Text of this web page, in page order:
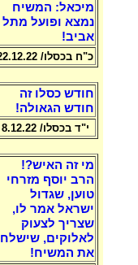
מיכאל: המשיח
נמצא ופועל מתל
אביב!
כ"ח בכסלו/ 22.12.22
חודש כסלו זה
חודש הגאולה!
י"ד בכסלו/ 8.12.22
מי זה האיש?!
הרב יוסף מזרחי
טוען, שגדול
ישראל אמר לו,
שצריך לצעוק
לאלוקים, שישלח
את המשיח!